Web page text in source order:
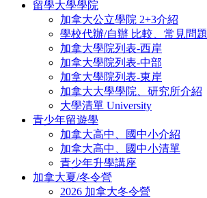
留學大學學院
加拿大公立學院 2+3介紹
學校代辦/自辦 比較、常見問題
加拿大學院列表-西岸
加拿大學院列表-中部
加拿大學院列表-東岸
加拿大大學學院、研究所介紹
大學清單 University
青少年留遊學
加拿大高中、國中小介紹
加拿大高中、國中小清單
青少年升學講座
加拿大夏/冬令營
2026 加拿大冬令營